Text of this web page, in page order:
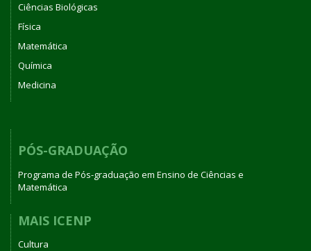
Ciências Biológicas
Física
Matemática
Química
Medicina
PÓS-GRADUAÇÃO
Programa de Pós-graduação em Ensino de Ciências e
Matemática
MAIS ICENP
Cultura